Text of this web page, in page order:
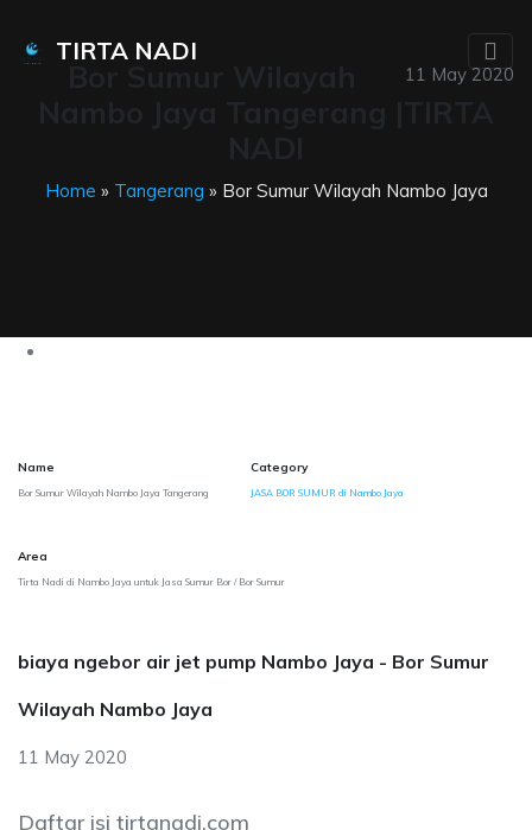
TIRTA NADI
11 May 2020
Home » Tangerang » Bor Sumur Wilayah Nambo Jaya
Name
Bor Sumur Wilayah Nambo Jaya Tangerang
Category
JASA BOR SUMUR di Nambo Jaya
Area
Tirta Nadi di Nambo Jaya untuk Jasa Sumur Bor / Bor Sumur
biaya ngebor air jet pump Nambo Jaya - Bor Sumur
Wilayah Nambo Jaya
11 May 2020
Daftar isi tirtanadi.com